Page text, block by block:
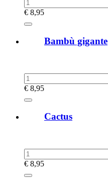
€ 8,95
Bambù gigante
€ 8,95
Cactus
€ 8,95